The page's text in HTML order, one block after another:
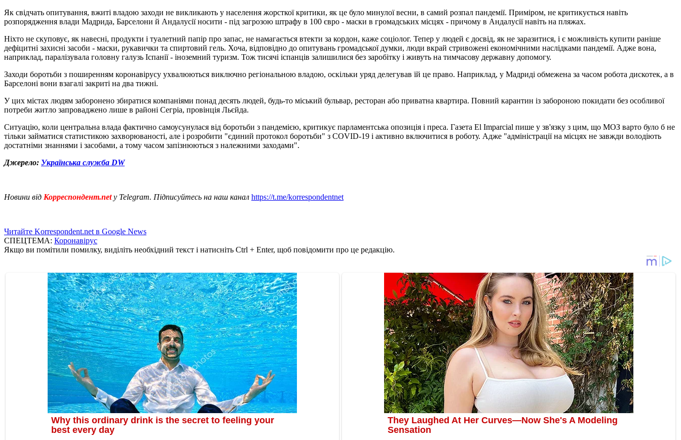
Як свідчать опитування, вжиті владою заходи не викликають у населення жорсткої критики, як це було минулої весни, в самий розпал пандемії. Приміром, не критикується навіть
розпорядження влади Мадрида, Барселони й Андалусії носити - під загрозою штрафу в 100 євро - маски в громадських місцях - причому в Андалусії навіть на пляжах.
Ніхто не скуповує, як навесні, продукти і туалетний папір про запас, не намагається втекти за кордон, каже соціолог. Тепер у людей є досвід, як не заразитися, і є можливість купити раніше
дефіцитні захисні засоби - маски, рукавички та спиртовий гель. Хоча, відповідно до опитувань громадської думки, люди вкрай стривожені економічними наслідками пандемії. Адже вона,
наприклад, паралізувала головну галузь Іспанії - іноземний туризм. Тож тисячі іспанців залишилися без заробітку і живуть на тимчасову державну допомогу.
Заходи боротьби з поширенням коронавірусу ухвалюються виключно регіональною владою, оскільки уряд делегував їй це право. Наприклад, у Мадриді обмежена за часом робота дискотек, а в
Барселоні вони взагалі закриті на два тижні.
У цих містах людям заборонено збиратися компаніями понад десять людей, будь-то міський бульвар, ресторан або приватна квартира. Повний карантин із забороною покидати без особливої ​​
потреби житло запроваджено лише в районі Сегріа, провінція Льєйда.
Ситуацію, коли центральна влада фактично самоусунулася від боротьби з пандемією, критикує парламентська опозиція і преса. Газета El Imparcial пише у зв'язку з цим, що МОЗ варто було б не
тільки займатися статистикою захворюваності, але і розробити "єдиний протокол боротьби" з COVID-19 і активно включитися в роботу. Адже "адміністрації на місцях не завжди володіють
достатніми знаннями і засобами, а тому часом запізнюються з належними заходами".
Джерело: Українська служба DW
Новини від Корреспондент.net у Telegram. Підписуйтесь на наш канал https://t.me/korrespondentnet
Читайте Korrespondent.net в Google News
СПЕЦТЕМА: Коронавірус
Якщо ви помітили помилку, виділіть необхідний текст і натисніть Ctrl + Enter, щоб повідомити про це редакцію.